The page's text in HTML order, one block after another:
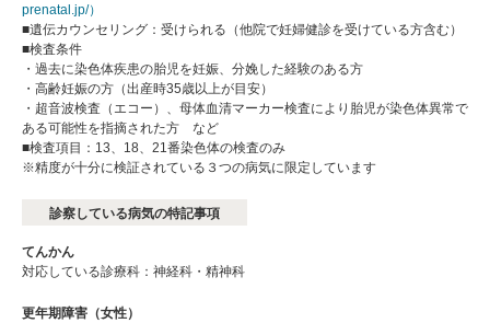
prenatal.jp/）
■遺伝カウンセリング：受けられる（他院で妊婦健診を受けている方含む）
■検査条件
・過去に染色体疾患の胎児を妊娠、分娩した経験のある方
・高齢妊娠の方（出産時35歳以上が目安）
・超音波検査（エコー）、母体血清マーカー検査により胎児が染色体異常で
ある可能性を指摘された方 など
■検査項目：13、18、21番染色体の検査のみ
※精度が十分に検証されている３つの病気に限定しています
診察している病気の特記事項
てんかん
対応している診療科：神経科・精神科
更年期障害（女性）